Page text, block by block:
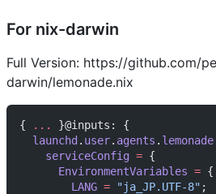
For nix-darwin
Full Version: https://github.com/
darwin/lemonade.nix
{ ... }@inputs: {
  launchd
. user. agents . lemonade
    serviceConfig
= {
      EnvironmentVariables
= {
        LANG
= "ja_JP.UTF-8" ;